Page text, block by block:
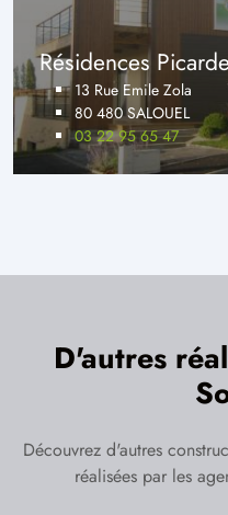
Résidences
13 Rue Emile Zola
80 480 SALOUEL
03 22 95 65 47
D'autres
Découvrez d'autres
réalisées par les